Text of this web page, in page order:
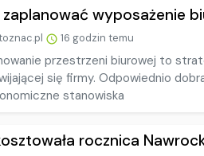
zaplanować wyposażenie
16 godzin temu
przestrzeni biurowej to
się firmy. Odpowiednio
stanowiska
rocznica